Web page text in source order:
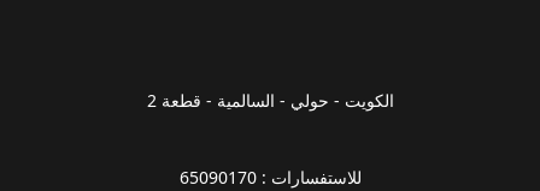
الكويت - حولي - السالمية - قطعة 2
للاستفسارات : 65090170